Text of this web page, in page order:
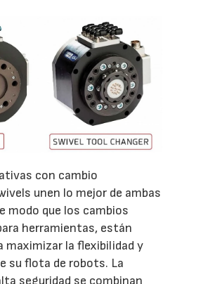
con cambio
unen lo mejor de ambas
modo que los cambios
herramientas, están
maximizar la flexibilidad y
su flota de robots. La
seguridad se combinan